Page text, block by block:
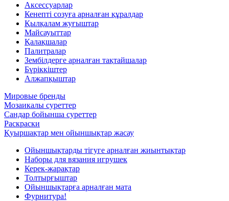
Аксессуарлар
Кенепті созуға арналған құралдар
Қылқалам жуғыштар
Майсауыттар
Қалақшалар
Палитралар
Зембілдерге арналған тақтайшалар
Бүріккіштер
Алжапқыштар
Мировые бренды
Мозаикалы суреттер
Сандар бойынша суреттер
Раскраски
Қуыршақтар мен ойыншықтар жасау
Ойыншықтарды тігуге арналған жиынтықтар
Наборы для вязания игрушек
Керек-жарақтар
Толтырғыштар
Ойыншықтарға арналған мата
Фурнитура!